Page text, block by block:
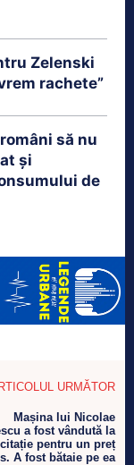
Zelenski
rachete”
să nu
și
de
URMĂTOR
Mașina lui Nicolae
a fost vândută la
pentru un preț
A fost bătaie pe ea